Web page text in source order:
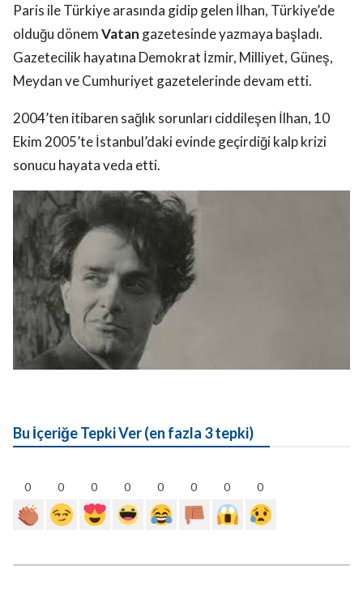
Paris ile Türkiye arasında gidip gelen İlhan, Türkiye’de
olduğu dönemVatan gazetesinde yazmaya başladı.
Gazetecilik hayatına Demokrat İzmir, Milliyet, Güneş,
Meydan ve Cumhuriyet gazetelerinde devam etti.
2004’ten itibaren sağlık sorunları ciddileşen İlhan, 10
Ekim 2005’te İstanbul’daki evinde geçirdiği kalp krizi
sonucu hayata veda etti.
Bu İçeriğe Tepki Ver (en fazla 3 tepki)
0 0 0 0 0 0 0 0